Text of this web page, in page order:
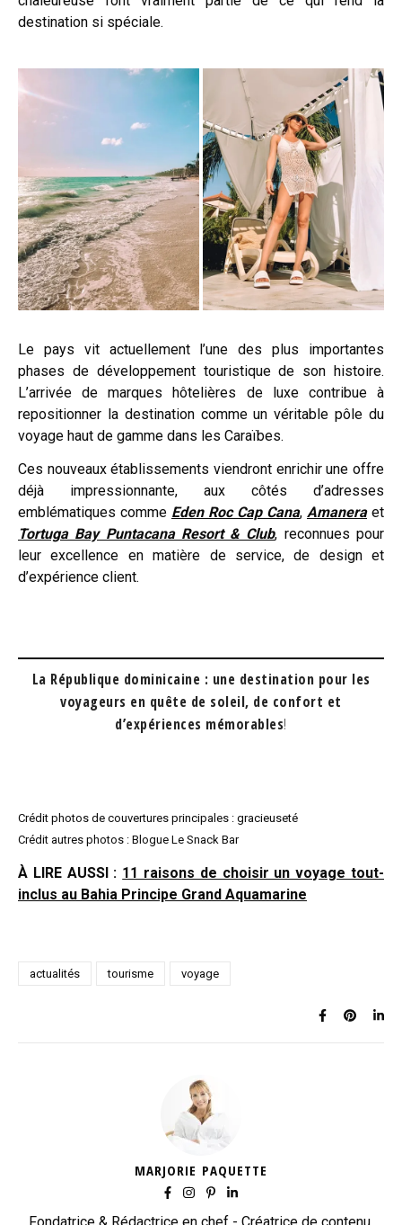
destination si spéciale.
Le pays vit actuellement l’une des plus importantes
phases de développement touristique de son histoire.
L’arrivée de marques hôtelières de luxe contribue à
repositionner la destination comme un véritable pôle du
voyage haut de gamme dans les Caraïbes.
Ces nouveaux établissements viendront enrichir une offre
déjà impressionnante, aux côtés d’adresses
emblématiques comme Eden Roc Cap Cana, Amaneraet
Tortuga Bay Puntacana Resort & Club, reconnues pour
leur excellence en matière de service, de design et
d’expérience client.
La République dominicaine : une destination pour les
voyageurs en quête de soleil, de confort et
d’expériences mémorables!
Crédit photos de couvertures principales : gracieuseté
Crédit autres photos : Blogue Le Snack Bar
À LIRE AUSSI : 11 raisons de choisir un voyage tout-
inclus au Bahia Principe Grand Aquamarine
actualités tourisme voyage
MARJORIE PAQUETTE